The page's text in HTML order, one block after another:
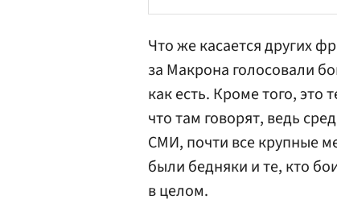
Что же касается других
за Макрона голосовали
как есть. Кроме того, это
что там говорят, ведь
СМИ, почти все крупные
были бедняки и те, кто
в целом.